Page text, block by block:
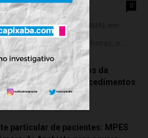
agosto de 2026 0
o Instituto Marlin Azul (IMA), em
(07). A partir das 18 horas, o...
celebra seis anos da
com 1.845 procedimentos
6 de agosto de 2026
particular de pacientes: MPES